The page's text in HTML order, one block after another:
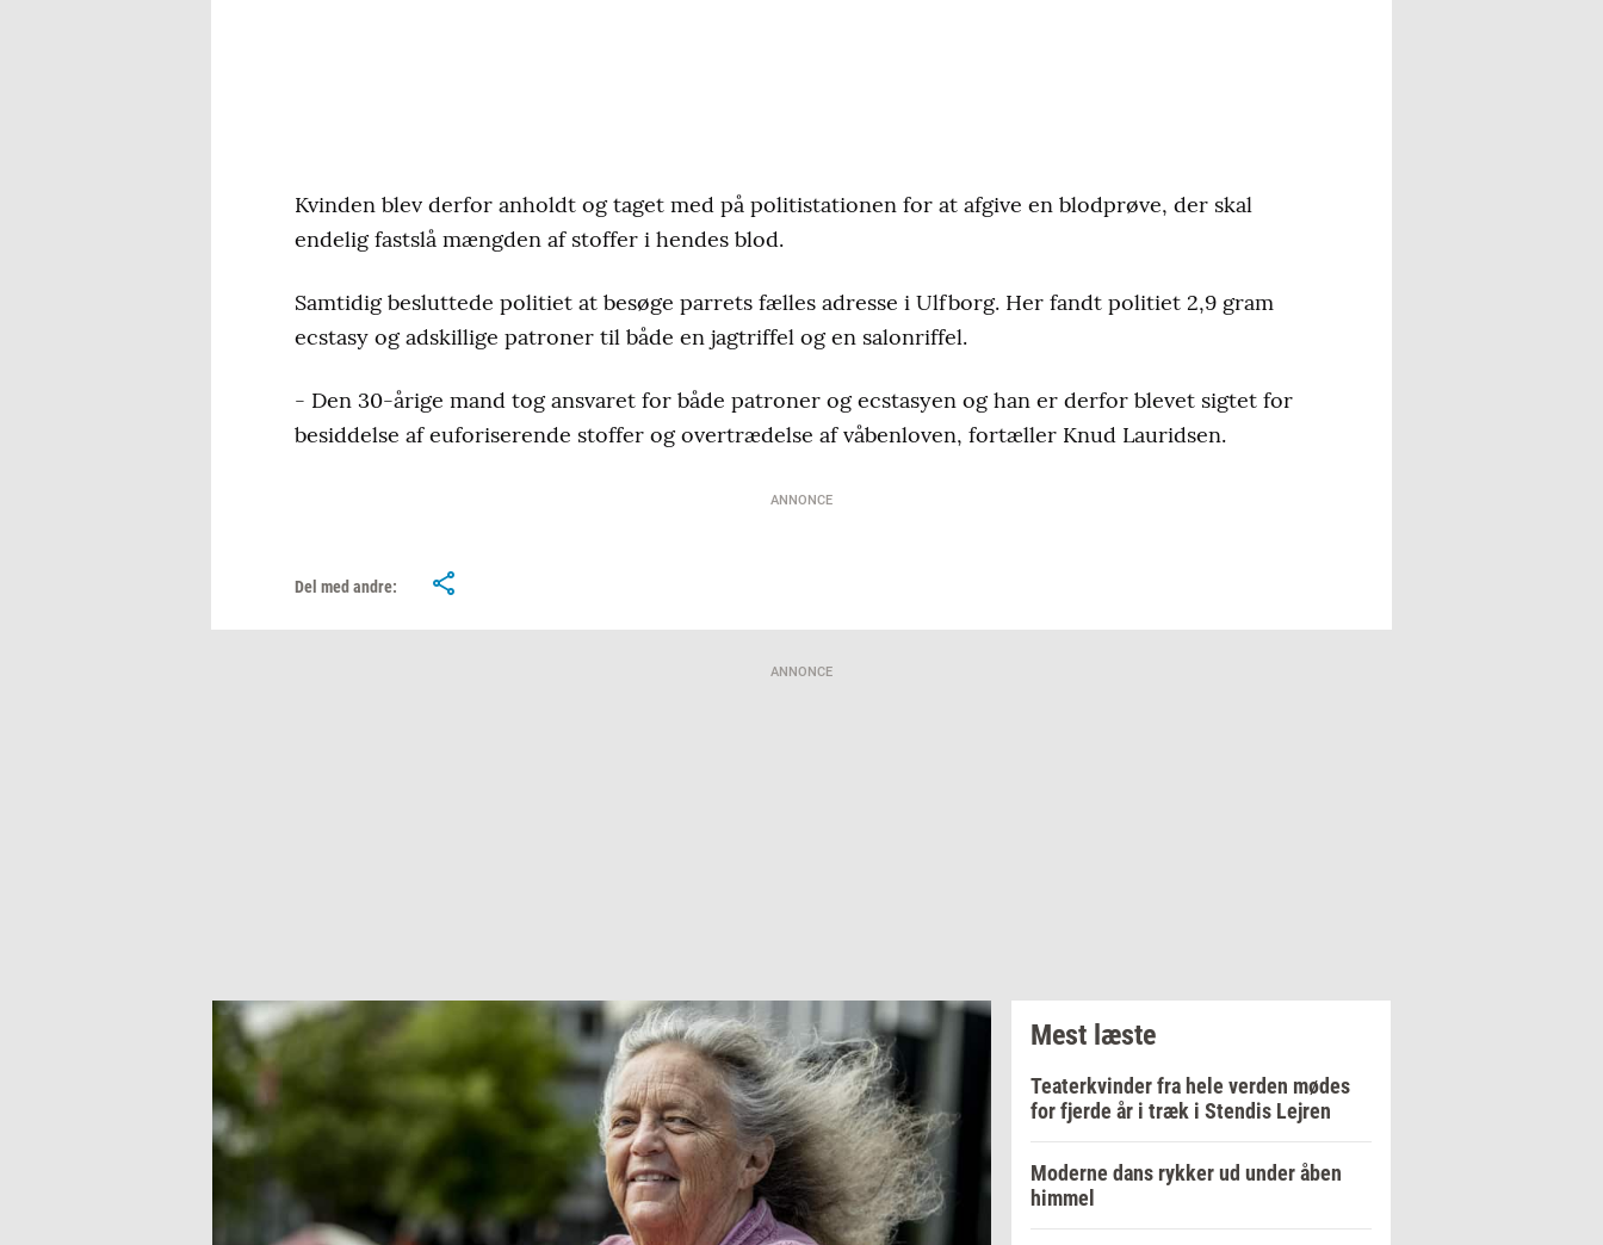
Kvinden blev derfor anholdt og taget med på politistationen for at afgive en blodprøve, der skal
endelig fastslå mængden af stoffer i hendes blod.
Samtidig besluttede politiet at besøge parrets fælles adresse i Ulfborg. Her fandt politiet 2,9 gram
ecstasy og adskillige patroner til både en jagtriffel og en salonriffel.
- Den 30-årige mand tog ansvaret for både patroner og ecstasyen og han er derfor blevet sigtet for
besiddelse af euforiserende stoffer og overtrædelse af våbenloven, fortæller Knud Lauridsen.
ANNONCE
Del med andre:
ANNONCE
Mest læste
Teaterkvinder fra hele verden mødes
for fjerde år i træk i Stendis Lejren
Moderne dans rykker ud under åben
himmel